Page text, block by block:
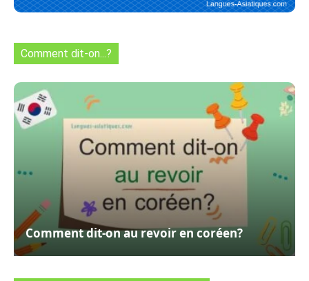
Comment dit-on...?
Comment dit-on au revoir en coréen?